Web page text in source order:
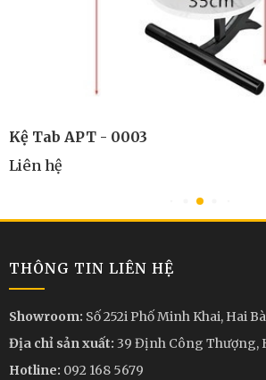
Kệ Tab APT - 0003
Liên hệ
THÔNG TIN LIÊN HỆ
Showroom: Số 252i Phố Minh Khai, Hai
Địa chỉ sản xuất: 39 Định Công Thượng,
Hotline: 092 168 5679